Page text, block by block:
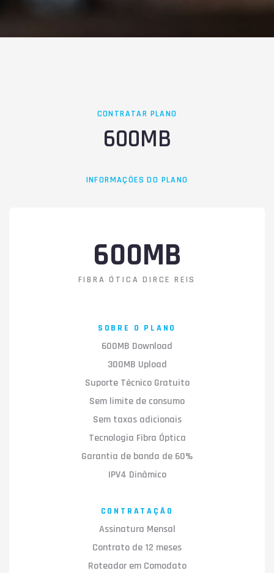
CONTRATAR PLANO
600MB
INFORMAÇÕES DO PLANO
600MB
FIBRA ÓTICA DIRCE REIS
SOBRE O PLANO
600MB Download
300MB Upload
Suporte Técnico Gratuito
Sem limite de consumo
Sem taxas adicionais
Tecnologia Fibra Óptica
Garantia de banda de 60%
IPV4 Dinâmico
CONTRATAÇÃO
Assinatura Mensal
Contrato de 12 meses
Roteador em Comodato